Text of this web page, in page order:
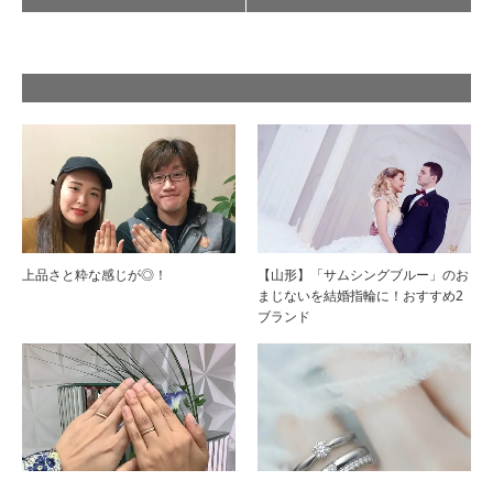
上品さと粋な感じが◎！
【山形】「サムシングブルー」のお
まじないを結婚指輪に！おすすめ2
ブランド